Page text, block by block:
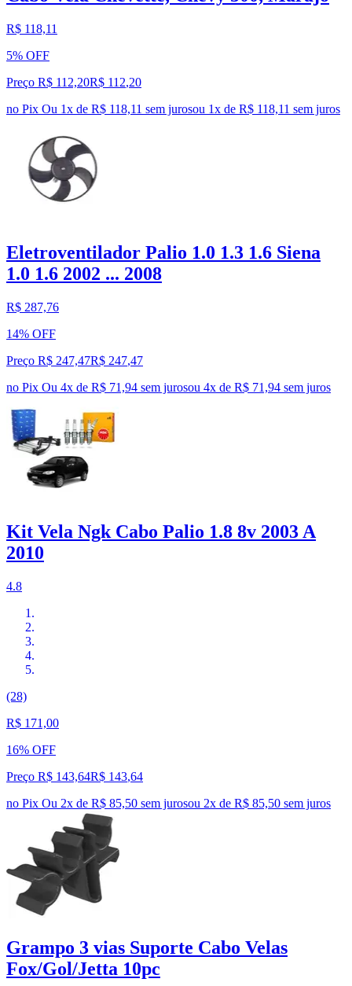
R$ 118,11
5% OFF
Preço R$ 112,20R$ 112,20
no Pix Ou 1x de R$ 118,11 sem jurosou 1x de R$ 118,11 sem juros
Eletroventilador Palio 1.0 1.3 1.6 Siena
1.0 1.6 2002 ... 2008
R$ 287,76
14% OFF
Preço R$ 247,47R$ 247,47
no Pix Ou 4x de R$ 71,94 sem jurosou 4x de R$ 71,94 sem juros
Kit Vela Ngk Cabo Palio 1.8 8v 2003 A
2010
4.8
(28)
R$ 171,00
16% OFF
Preço R$ 143,64R$ 143,64
no Pix Ou 2x de R$ 85,50 sem jurosou 2x de R$ 85,50 sem juros
Grampo 3 vias Suporte Cabo Velas
Fox/Gol/Jetta 10pc